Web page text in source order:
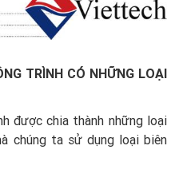
TRÌNH CÓ NHỮNG LOẠI
được chia thành những loại
chúng ta sử dụng loại biên